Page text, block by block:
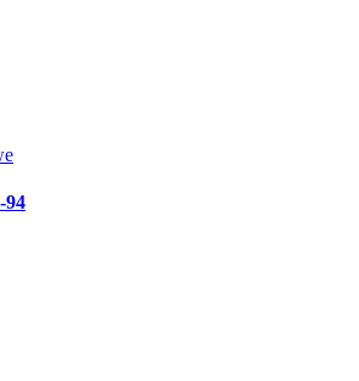
94